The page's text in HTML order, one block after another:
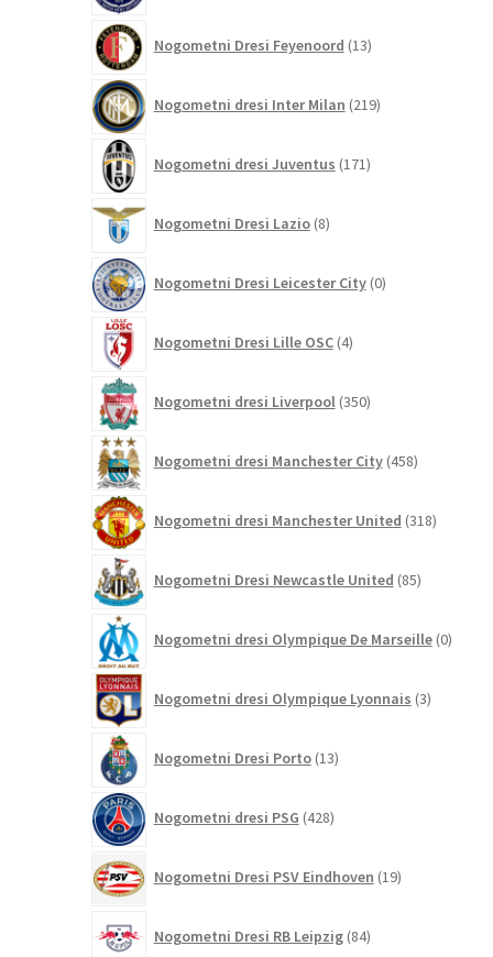
Nogometni Dresi Feyenoord 13izdelkov
Nogometni dresi Inter Milan 219izdelkov
Nogometni dresi Juventus 171izdelkov
Nogometni Dresi Lazio 8izdelkov
Nogometni Dresi Leicester City 0izdelkov
Nogometni Dresi Lille OSC 4izdelki
Nogometni dresi Liverpool 350izdelkov
Nogometni dresi Manchester City 458izdelkov
Nogometni dresi Manchester United 318izdelkov
Nogometni Dresi Newcastle United 85izdelkov
Nogometni dresi Olympique De Marseille 0
Nogometni dresi Olympique Lyonnais 3izdelki
Nogometni Dresi Porto 13izdelkov
Nogometni dresi PSG 428izdelkov
Nogometni Dresi PSV Eindhoven 19izdelkov
Nogometni Dresi RB Leipzig 84izdelkov